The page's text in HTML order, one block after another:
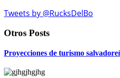
Tweets by @RucksDelBo
Otros Posts
Proyecciones de turismo